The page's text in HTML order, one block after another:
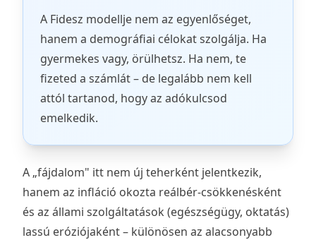
A Fidesz modellje nem az egyenlőséget,
hanem a demográfiai célokat szolgálja. Ha
gyermekes vagy, örülhetsz. Ha nem, te
fizeted a számlát – de legalább nem kell
attól tartanod, hogy az adókulcsod
emelkedik.
A „fájdalom" itt nem új teherként jelentkezik,
hanem az infláció okozta reálbér-csökkenésként
és az állami szolgáltatások (egészségügy, oktatás)
lassú eróziójaként – különösen az alacsonyabb